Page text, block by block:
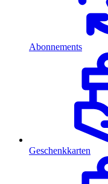
Abonnements
Geschenkkarten